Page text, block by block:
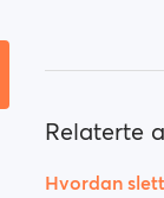
Relaterte
Hvordan